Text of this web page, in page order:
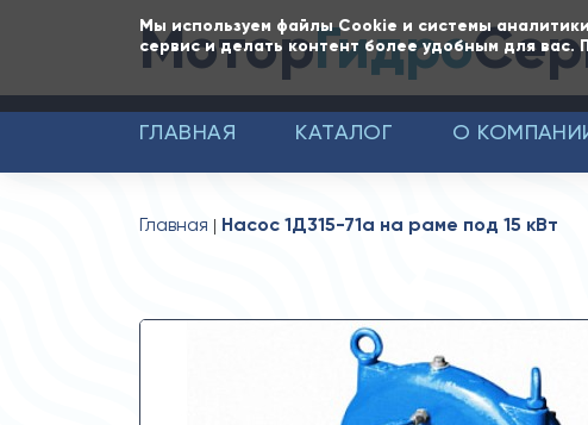
Мы используем файлы Cookie и системы
сервис и делать контент более удобным для вас.
МоторГидро
ГЛАВНАЯ КАТАЛОГ О
Главная Насос 1Д315-71а на раме под 15 кВт